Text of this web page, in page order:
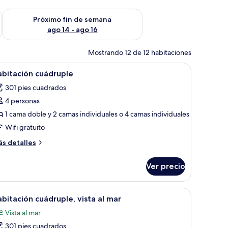
semana ago 7 - ago 9
Próximo fin de semana
ago 14 - ago 16
Consulta la disponibilidad para el próximo fin de semana ago
Mostrando 12 de 12 habitaciones
escritorio y una silla. Una cama con almohadillas blancas y una
5 cuádruple
301 pies cuadrados
4 personas
1 cama doble y 2 camas individuales o 4 camas individuales
Wifi gratuito
detalles
Ver precio
cortinas.con vista a la playa y un cuadro de un caballo en la pared.
Habitación de hotel con dos camas, un
6 cuádruple, vista al mar
Vista al mar
301 pies cuadrados